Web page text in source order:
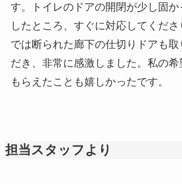
す。トイレのドアの開閉が少し固か
したところ、すぐに対応してくだ
では断られた廊下の仕切りドアも取
だき、非常に感激しました。私の希
もらえたことも嬉しかったです。
担当スタッフより